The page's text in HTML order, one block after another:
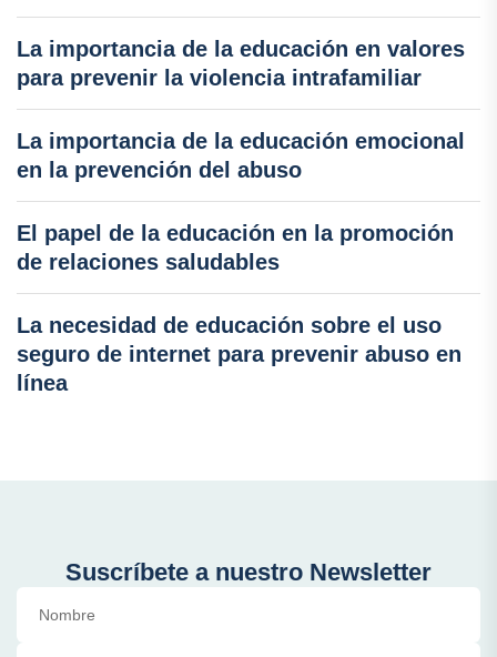
La importancia de la educación en valores
para prevenir la violencia intrafamiliar
La importancia de la educación emocional
en la prevención del abuso
El papel de la educación en la promoción
de relaciones saludables
La necesidad de educación sobre el uso
seguro de internet para prevenir abuso en
línea
Suscríbete a nuestro Newsletter